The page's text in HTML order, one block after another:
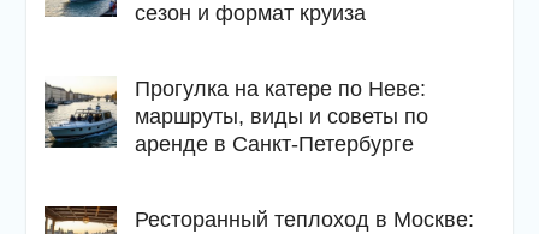
сезон и формат круиза
Прогулка на катере по Неве:
маршруты, виды и советы по
аренде в Санкт-Петербурге
Ресторанный теплоход в Москве: